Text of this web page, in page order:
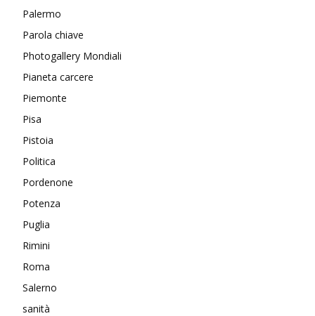
Palermo
Parola chiave
Photogallery Mondiali
Pianeta carcere
Piemonte
Pisa
Pistoia
Politica
Pordenone
Potenza
Puglia
Rimini
Roma
Salerno
sanità